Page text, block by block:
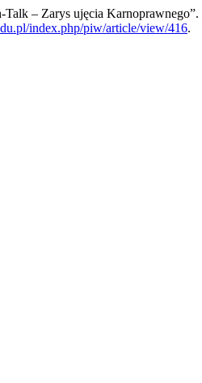
Talk – Zarys ujęcia Karnoprawnego”.
index.php/piw/article/view/416.